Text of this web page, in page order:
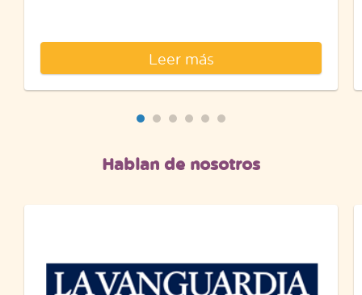
Leer más
Hablan de nosotros